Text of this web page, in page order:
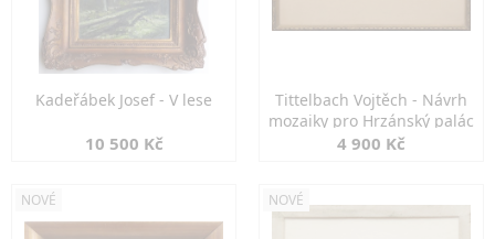
Kadeřábek Josef - V lese
10 500 Kč
Tittelbach Vojtěch - Návrh
mozaiky pro Hrzánský palác
4 900 Kč
NOVÉ NOVÉ